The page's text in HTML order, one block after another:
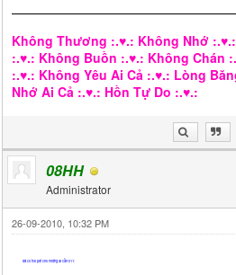
Không Thương :.♥.: Không Nhớ
:.♥.: Không Buồn :.♥.: Không Chán
:.♥.: Không Yêu Ai Cả :.♥.: Lòng
Nhớ Ai Cả :.♥.: Hồn Tự Do :.♥.:
08HH
Administrator
26-09-2010, 10:32 PM
đã co file pdf cho những ai cần:011: